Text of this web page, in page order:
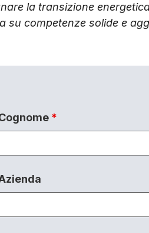
la transizione
su competenze solide e
*